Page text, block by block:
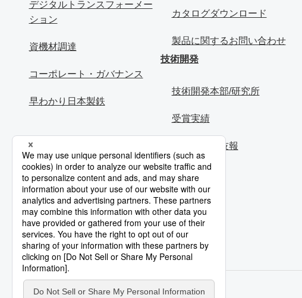
デジタルトランスフォーメー
ション
資機材調達
コーポレート・ガバナンス
早わかり日本製鉄
カタログダウンロード
製品に関するお問い合わせ
技術開発
技術開発本部/研究所
受賞実績
技術論文・技報